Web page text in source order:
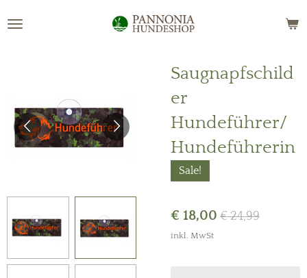
Saugnapfschild
er
Hundeführer/
Hundeführerin
Sale!
€ 18,00 € 24,99
inkl. MwSt